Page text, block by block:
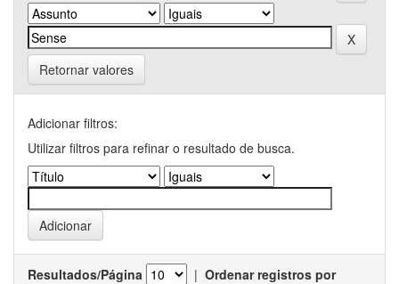
Retornar valores
Adicionar filtros:
Utilizar filtros para refinar o resultado de busca.
Resultados/Página | Ordenar registros por